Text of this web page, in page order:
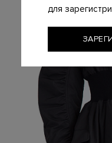
для